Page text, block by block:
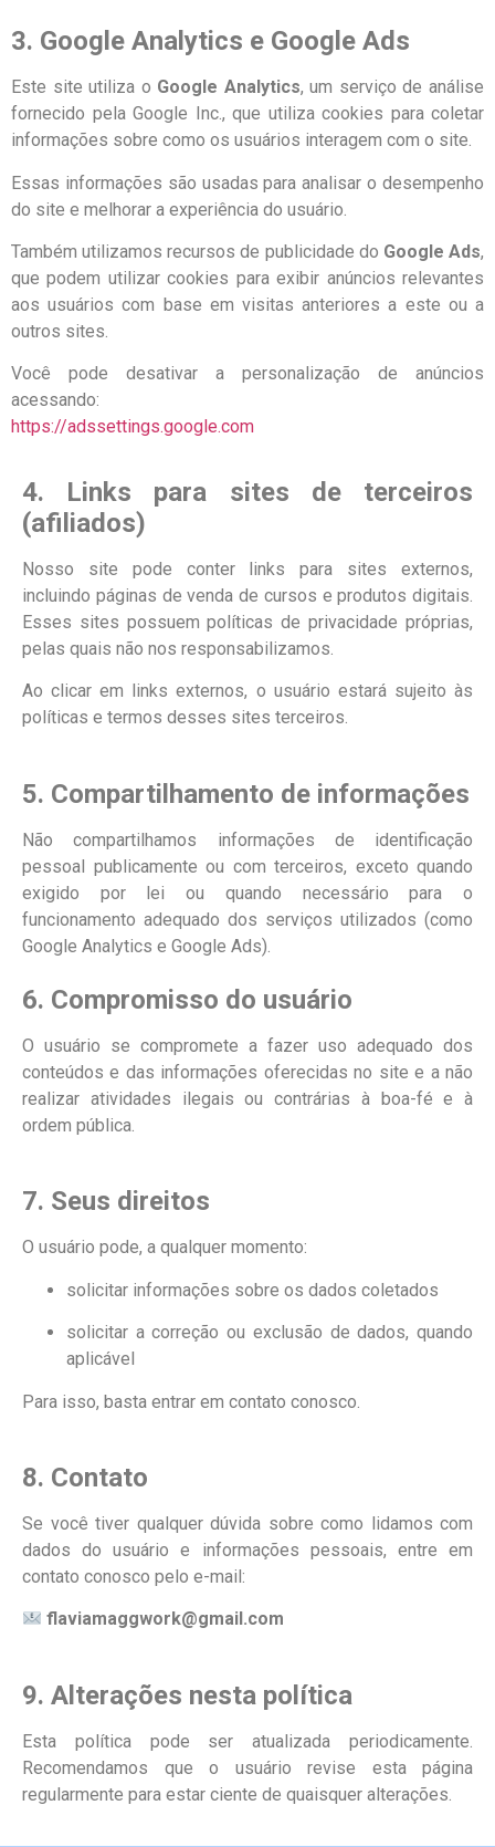
3. Google Analytics e Google Ads
Este site utiliza o Google Analytics, um serviço de análise
fornecido pela Google Inc., que utiliza cookies para coletar
informações sobre como os usuários interagem com o site.
Essas informações são usadas para analisar o desempenho
do site e melhorar a experiência do usuário.
Também utilizamos recursos de publicidade do Google Ads,
que podem utilizar cookies para exibir anúncios relevantes
aos usuários com base em visitas anteriores a este ou a
outros sites.
Você pode desativar a personalização de anúncios
acessando:
https://adssettings.google.com
4. Links para sites de terceiros
(afiliados)
Nosso site pode conter links para sites externos,
incluindo páginas de venda de cursos e produtos digitais.
Esses sites possuem políticas de privacidade próprias,
pelas quais não nos responsabilizamos.
Ao clicar em links externos, o usuário estará sujeito às
políticas e termos desses sites terceiros.
5. Compartilhamento de informações
Não compartilhamos informações de identificação
pessoal publicamente ou com terceiros, exceto quando
exigido por lei ou quando necessário para o
funcionamento adequado dos serviços utilizados (como
Google Analytics e Google Ads).
6. Compromisso do usuário
O usuário se compromete a fazer uso adequado dos
conteúdos e das informações oferecidas no site e a não
realizar atividades ilegais ou contrárias à boa-fé e à
ordem pública.
7. Seus direitos
O usuário pode, a qualquer momento:
solicitar informações sobre os dados coletados
solicitar a correção ou exclusão de dados, quando
aplicável
Para isso, basta entrar em contato conosco.
8. Contato
Se você tiver qualquer dúvida sobre como lidamos com
dados do usuário e informações pessoais, entre em
contato conosco pelo e-mail:
flaviamaggwork@gmail.com
9. Alterações nesta política
Esta política pode ser atualizada periodicamente.
Recomendamos que o usuário revise esta página
regularmente para estar ciente de quaisquer alterações.